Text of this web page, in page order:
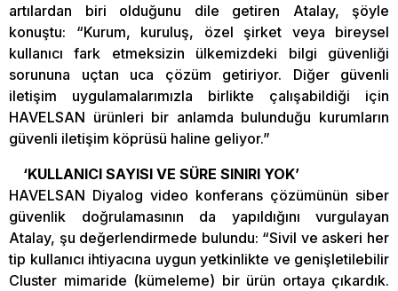
artılardan biri olduğunu dile getiren Atalay, şöyle
konuştu: “Kurum, kuruluş, özel şirket veya bireysel
kullanıcı fark etmeksizin ülkemizdeki bilgi güvenliği
sorununa uçtan uca çözüm getiriyor. Diğer güvenli
iletişim uygulamalarımızla birlikte çalışabildiği için
HAVELSAN ürünleri bir anlamda bulunduğu kurumların
güvenli iletişim köprüsü haline geliyor.”
‘KULLANICI SAYISI VE SÜRE SINIRI YOK’
HAVELSAN Diyalog video konferans çözümünün siber
güvenlik doğrulamasının da yapıldığını vurgulayan
Atalay, şu değerlendirmede bulundu: “Sivil ve askeri her
tip kullanıcı ihtiyacına uygun yetkinlikte ve genişletilebilir
Cluster mimaride (kümeleme) bir ürün ortaya çıkardık.